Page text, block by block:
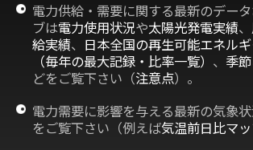
電力供給・需要に関する最新のデー
ブは電力使用状況や太陽光発電実績、
給実績、 日本全国の再生可能エネル
（毎年の最大記録・比率一覧） 、 季
どをご覧下さい（注意点）。
電力需要に影響を与える最新の気象
をご覧下さい（例えば気温前日比マ